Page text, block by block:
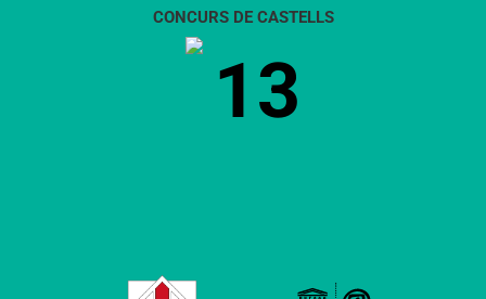
CONCURS DE CASTELLS
13